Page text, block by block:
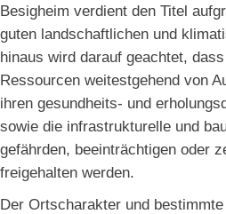
Besigheim verdient den Titel
guten landschaftlichen und
hinaus wird darauf geachtet,
Ressourcen weitestgehend von
ihren gesundheits- und
sowie die infrastrukturelle und
gefährden, beeinträchtigen oder
freigehalten werden.
Der Ortscharakter und